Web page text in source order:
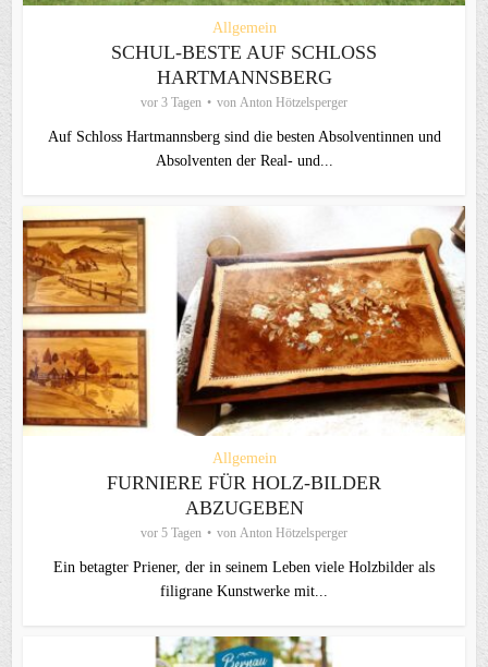
Allgemein
SCHUL-BESTE AUF SCHLOSS
HARTMANNSBERG
vor 3 Tagen von Anton Hötzelsperger
Auf Schloss Hartmannsberg sind die besten Absolventinnen und
Absolventen der Real- und...
Allgemein
FURNIERE FÜR HOLZ-BILDER
ABZUGEBEN
vor 5 Tagen von Anton Hötzelsperger
Ein betagter Priener, der in seinem Leben viele Holzbilder als
filigrane Kunstwerke mit...